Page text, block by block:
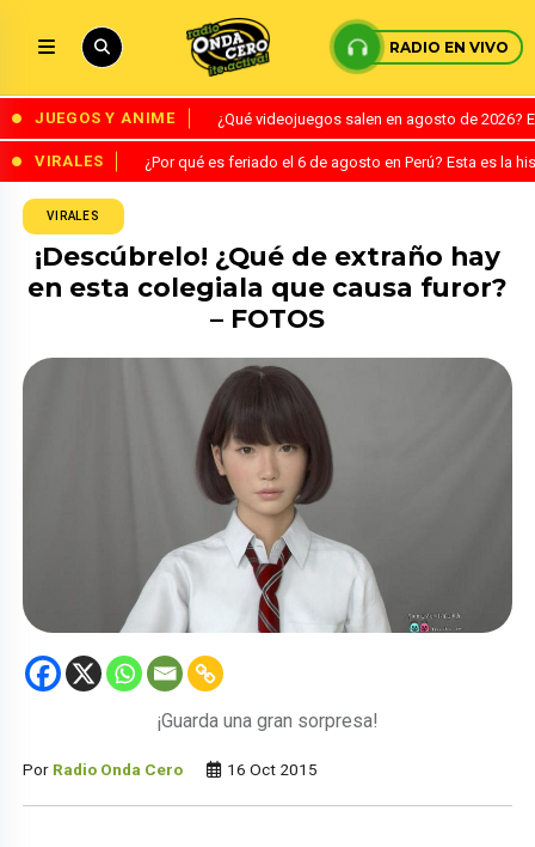
RADIO EN VIVO
JUEGOS Y ANIME ¿Qué videojuegos salen en agosto de
VIRALES ¿Por qué es feriado el 6 de agosto en Perú? Esta es la
VIRALES
¡Descúbrelo! ¿Qué de extraño hay
en esta colegiala que causa furor?
– FOTOS
¡Guarda una gran sorpresa!
Por Radio Onda Cero 16 Oct 2015